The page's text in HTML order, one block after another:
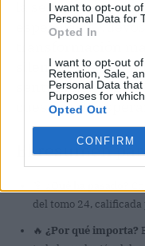
I want to opt-out
Personal Data for
Opted In
I want to opt-out
Retention, Sale,
Personal Data
Purposes for
Opted Out
CONFIRM
la serie en un
especular.
silencio, y la
sentimientos. Lo
cuestión de
El resumen
del tomo 24, calificada
🔥 ¿Por qué importa?